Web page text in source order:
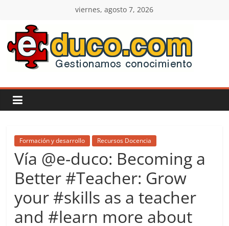
contenido
viernes, agosto 7, 2026
E-
duco:
Gestión
del
Conocimiento
Learn
more.
Do
Formación y desarrollo Recursos Docencia
Vía @e-duco: Becoming a
Better #Teacher: Grow
your #skills as a teacher
and #learn more about